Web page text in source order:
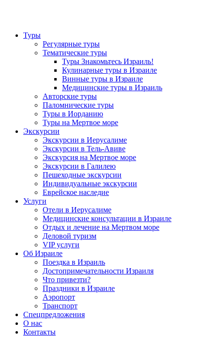
Туры
Регулярные туры
Тематические туры
Туры Знакомьтесь Израиль!
Кулинарные туры в Израиле
Винные туры в Израиле
Медицинские туры в Израиль
Авторские туры
Паломнические туры
Туры в Иорданию
Туры на Мертвое море
Экскурсии
Экскурсии в Иерусалиме
Экскурсии в Тель-Авиве
Экскурсия на Мертвое море
Экскурсии в Галилею
Пешеходные экскурсии
Индивидуальные экскурсии
Еврейское наследие
Услуги
Отели в Иерусалиме
Медицинские консультации в Израиле
Отдых и лечение на Мертвом море
Деловой туризм
VIP услуги
Об Израиле
Поездка в Израиль
Достопримечательности Израиля
Что привезти?
Праздники в Израиле
Аэропорт
Транспорт
Спецпредложения
О нас
Контакты